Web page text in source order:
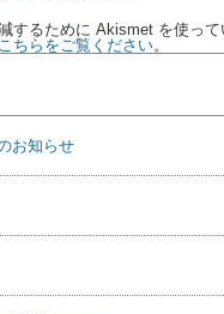
するために Akismet を使って
ちらをご覧ください。
お知らせ